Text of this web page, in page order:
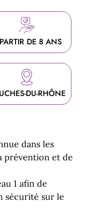
DE 8 ANS
DU-RHÔNE
dans les
prévention et de
1 afin de
sécurité sur le